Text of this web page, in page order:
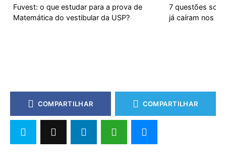
Fuvest: o que estudar para a prova de
Matemática do vestibular da USP?
7 questões
já caíram nos
COMPARTILHAR COMPARTILHAR